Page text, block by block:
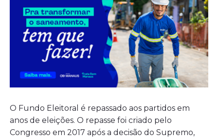
O Fundo Eleitoral é repassado aos partidos em
anos de eleições. O repasse foi criado pelo
Congresso em 2017 após a decisão do Supremo,